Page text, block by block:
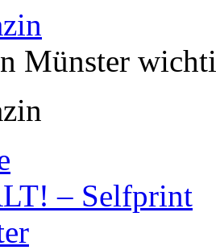
Münster
– Selfprint